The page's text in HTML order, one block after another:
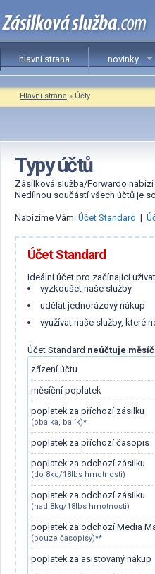
hlavní strana novinky
Hlavní strana » Účty
Typy účtů
Zásilková služba/Forwardo
Nedílnou součástí všech účtů je
Nabízíme Vám: Účet Standard |
Účet Standard
Ideální účet pro začínající
vyzkoušet naše služby
udělat jednorázový nákup
využívat naše služby, které
Účet Standard neúčtuje
zřízení účtu
měsíční poplatek
poplatek za příchozí zásilku
(obálka, balík)*
poplatek za příchozí časopis
poplatek za odchozí zásilku
(do 8kg/18lbs hmotnosti)
poplatek za odchozí zásilku
(nad 8kg/18lbs hmotnosti)
poplatek za odchozí Media
(pouze časopisy)**
poplatek za asistovaný nákup